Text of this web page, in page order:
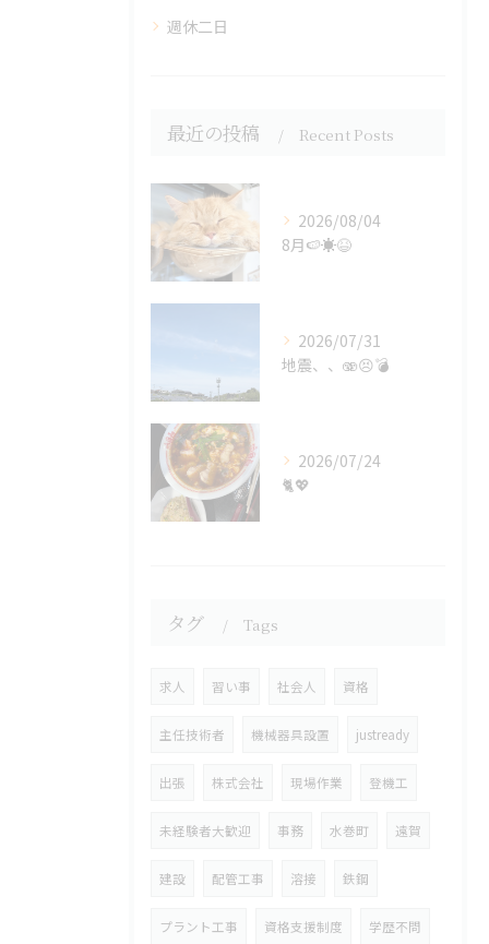
週休二日
最近の投稿 Recent Posts
2026/08/04
8月🍉☀️😆
2026/07/31
地震、、🫨😣💣
2026/07/24
🐈💖
タグ Tags
求人 習い事 社会人 資格
主任技術者 機械器具設置 justready
出張 株式会社 現場作業 登機工
未経験者大歓迎 事務 水巻町 遠賀
建設 配管工事 溶接 鉄鋼
プラント工事 資格支援制度 学歴不問